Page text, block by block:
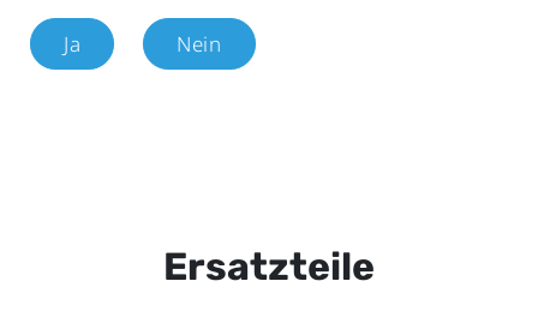
Ja Nein
Ersatzteile